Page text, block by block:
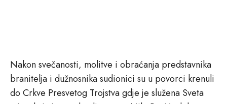
Nakon svečanosti, molitve i obraćanja predstavnika
branitelja i dužnosnika sudionici su u povorci krenuli
do Crkve Presvetog Trojstva gdje je služena Sveta